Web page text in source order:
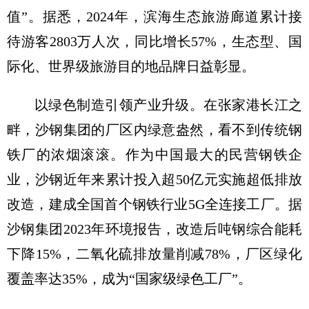
值”。据悉，2024年，滨海生态旅游廊道累计接
待游客2803万人次，同比增长57%，生态型、国
际化、世界级旅游目的地品牌日益彰显。
以绿色制造引领产业升级。在张家港长江之
畔，沙钢集团的厂区内绿意盎然，看不到传统钢
铁厂的浓烟滚滚。作为中国最大的民营钢铁企
业，沙钢近年来累计投入超50亿元实施超低排放
改造，建成全国首个钢铁行业5G全连接工厂。据
沙钢集团2023年环境报告，改造后吨钢综合能耗
下降15%，二氧化硫排放量削减78%，厂区绿化
覆盖率达35%，成为“国家级绿色工厂”。